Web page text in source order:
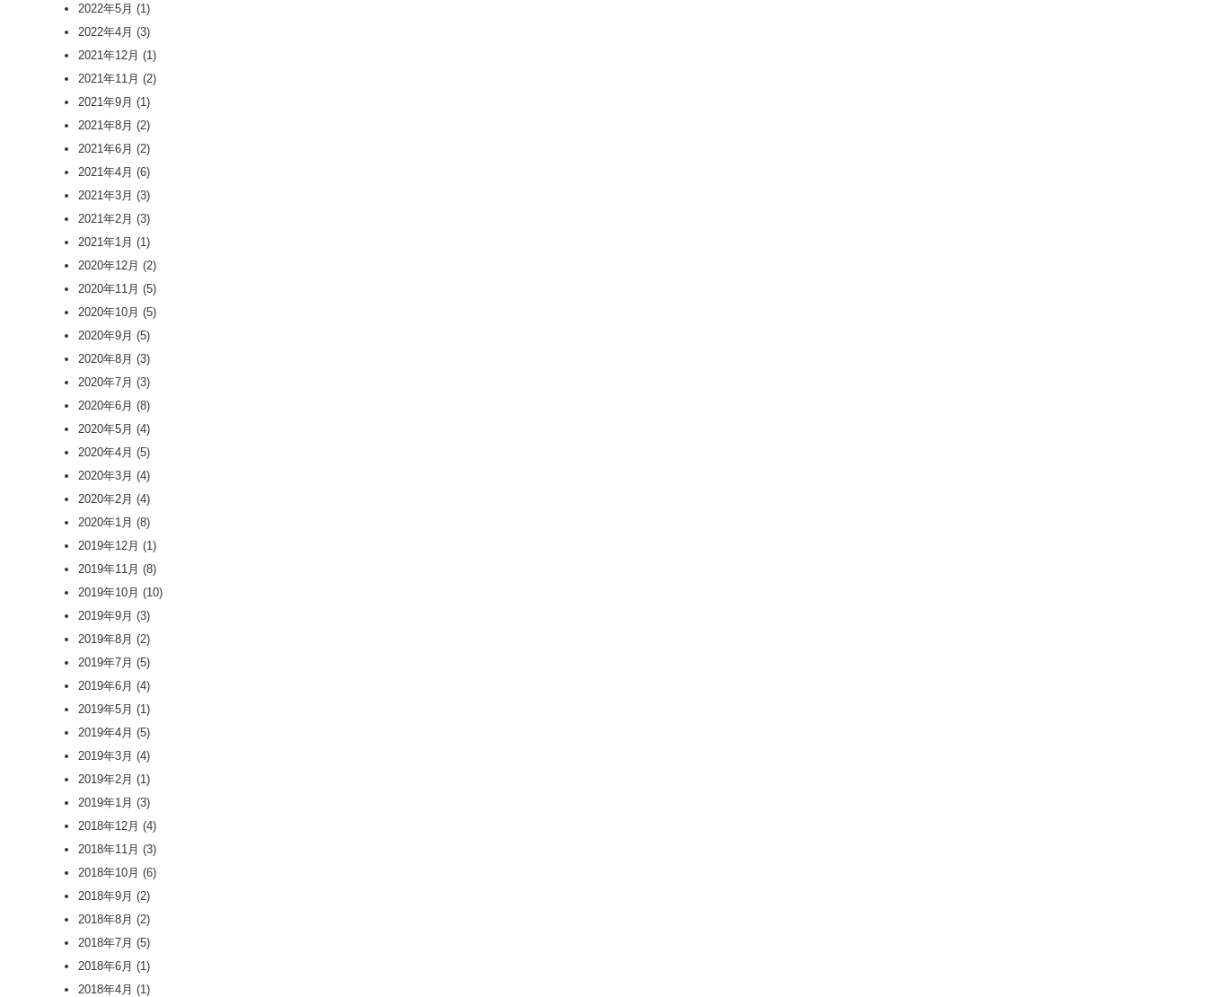
2022年5月 (1)
2022年4月 (3)
2021年12月 (1)
2021年11月 (2)
2021年9月 (1)
2021年8月 (2)
2021年6月 (2)
2021年4月 (6)
2021年3月 (3)
2021年2月 (3)
2021年1月 (1)
2020年12月 (2)
2020年11月 (5)
2020年10月 (5)
2020年9月 (5)
2020年8月 (3)
2020年7月 (3)
2020年6月 (8)
2020年5月 (4)
2020年4月 (5)
2020年3月 (4)
2020年2月 (4)
2020年1月 (8)
2019年12月 (1)
2019年11月 (8)
2019年10月 (10)
2019年9月 (3)
2019年8月 (2)
2019年7月 (5)
2019年6月 (4)
2019年5月 (1)
2019年4月 (5)
2019年3月 (4)
2019年2月 (1)
2019年1月 (3)
2018年12月 (4)
2018年11月 (3)
2018年10月 (6)
2018年9月 (2)
2018年8月 (2)
2018年7月 (5)
2018年6月 (1)
2018年4月 (1)